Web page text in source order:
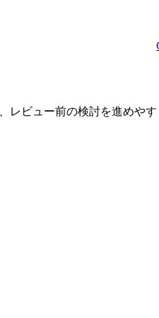
ビュー前の検討を進めやす